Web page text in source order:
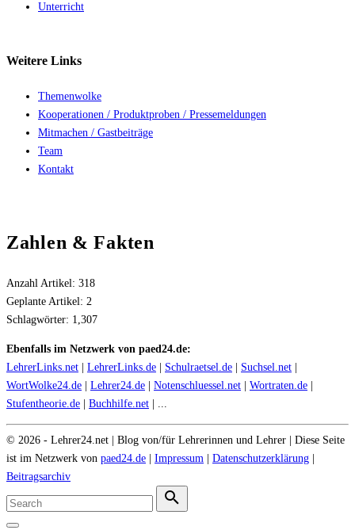
Unterricht
Weitere Links
Themenwolke
Kooperationen / Produktproben / Pressemeldungen
Mitmachen / Gastbeiträge
Team
Kontakt
Zahlen & Fakten
Anzahl Artikel: 318
Geplante Artikel: 2
Schlagwörter: 1,307
Ebenfalls im Netzwerk von paed24.de:
LehrerLinks.net
LehrerLinks.de Schulraetsel.de Suchsel.net
WortWolke24.de
Lehrer24.de Notenschluessel.net Wortraten.de
Stufentheorie.de
Buchhilfe.net | ...
© 2026 - Lehrer24.net | Blog von/für Lehrerinnen und Lehrer | Diese Seite
ist im Netzwerk von paed24.de Impressum Datenschutzerklärung
Beitragsarchiv
Search
for:
Go